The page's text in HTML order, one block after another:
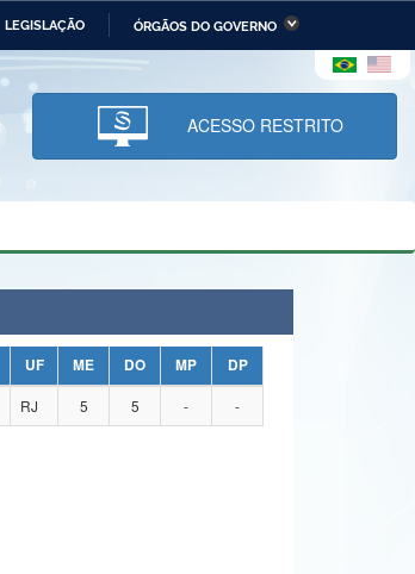
LEGISLAÇÃO ÓRGÃOS DO GOVERNO
Ministério da Infraestrutura
Ministério da Ciência,
Tecnologia, Inovações e
Comunicações
ACESSO RESTRITO
UF ME DO MP
DP
RJ 5 5 - -